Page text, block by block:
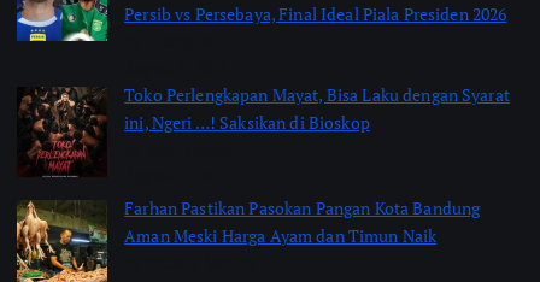
Persib vs Persebaya, Final Ideal Piala Presiden 2026
Toko Perlengkapan Mayat, Bisa Laku dengan Syarat
ini, Ngeri …! Saksikan di Bioskop
Farhan Pastikan Pasokan Pangan Kota Bandung
Aman Meski Harga Ayam dan Timun Naik